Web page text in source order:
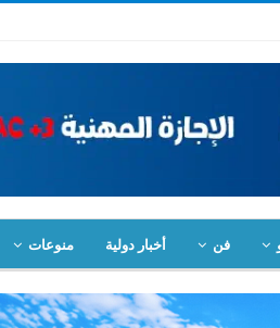
فن أخبار دولية منوعات